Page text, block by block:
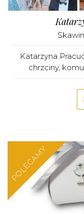
Katarzyna
chrzciny,
POLECAMY